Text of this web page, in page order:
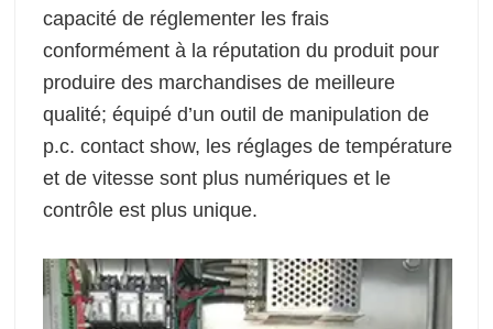
capacité de réglementer les frais
conformément à la réputation du produit pour
produire des marchandises de meilleure
qualité; équipé d’un outil de manipulation de
p.c. contact show, les réglages de température
et de vitesse sont plus numériques et le
contrôle est plus unique.